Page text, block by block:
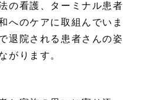
の看護、ターミナル患者
へのケアに取組んでいま
退院される患者さんの姿
がります。